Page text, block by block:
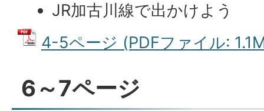
JR加古川線で出かけよう
4-5ページ (PDFファイル:
6～7ページ